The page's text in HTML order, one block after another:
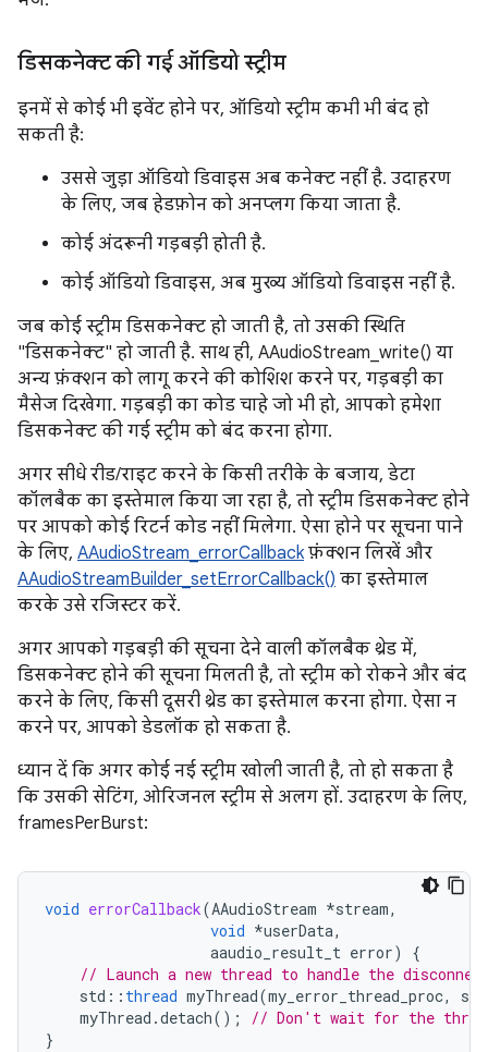
डिसकनेक्ट की गई ऑडियो स्ट्रीम
इनमें से कोई भी इवेंट होने पर, ऑडियो स्ट्रीम कभी भी बंद हो
सकती है:
उससे जुड़ा ऑडियो डिवाइस अब कनेक्ट नहीं है. उदाहरण
के लिए, जब हेडफ़ोन को अनप्लग किया जाता है.
कोई अंदरूनी गड़बड़ी होती है.
कोई ऑडियो डिवाइस, अब मुख्य ऑडियो डिवाइस नहीं है.
जब कोई स्ट्रीम डिसकनेक्ट हो जाती है, तो उसकी स्थिति
"डिसकनेक्ट" हो जाती है. साथ ही, AAudioStream_write() या
अन्य फ़ंक्शन को लागू करने की कोशिश करने पर, गड़बड़ी का
मैसेज दिखेगा. गड़बड़ी का कोड चाहे जो भी हो, आपको हमेशा
डिसकनेक्ट की गई स्ट्रीम को बंद करना होगा.
अगर सीधे रीड/राइट करने के किसी तरीके के बजाय, डेटा
कॉलबैक का इस्तेमाल किया जा रहा है, तो स्ट्रीम डिसकनेक्ट होने
पर आपको कोई रिटर्न कोड नहीं मिलेगा. ऐसा होने पर सूचना पाने
के लिए, AAudioStream_errorCallbackफ़ंक्शन लिखें और
AAudioStreamBuilder_setErrorCallback() का इस्तेमाल
करके उसे रजिस्टर करें.
अगर आपको गड़बड़ी की सूचना देने वाली कॉलबैक थ्रेड में,
डिसकनेक्ट होने की सूचना मिलती है, तो स्ट्रीम को रोकने और बंद
करने के लिए, किसी दूसरी थ्रेड का इस्तेमाल करना होगा. ऐसा न
करने पर, आपको डेडलॉक हो सकता है.
ध्यान दें कि अगर कोई नई स्ट्रीम खोली जाती है, तो हो सकता है
कि उसकी सेटिंग, ओरिजनल स्ट्रीम से अलग हों. उदाहरण के लिए,
framesPerBurst:
void errorCallback(AAudioStream *stream,
void *userData,
aaudio_result_t error)
{
// Launch a new thread to handle the
std :: thread myThread(my_error_thread_proc,
myThread .detach();
// Don't wait for the
}